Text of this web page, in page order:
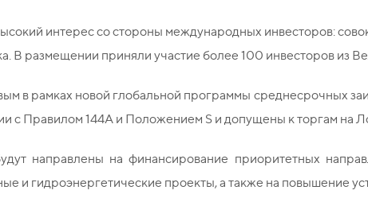
интерес со стороны международных инвесторов:
В размещении приняли участие более 100 инвесторов из
в рамках новой глобальной программы среднесрочных
с Правилом 144A и Положением S и допущены к торгам на
направлены на финансирование приоритетных
и гидроэнергетические проекты, а также на повышение